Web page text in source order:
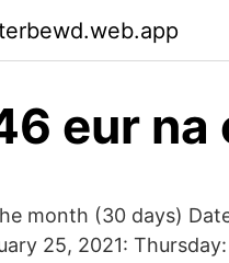
eur na
month (30 days)
25, 2021: